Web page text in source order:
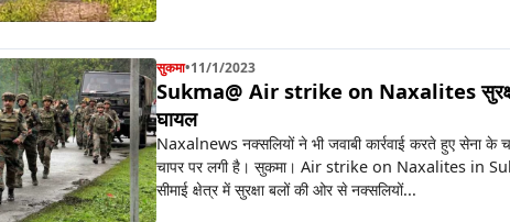
सुकमा•11/1/2023
Sukma@ Air strike on Naxalites
घायल
Naxalnews नक्सलियों ने भी जवाबी कार्रवाई करते हुए सेना के
चापर पर लगी है। सुकमा। Air strike on Naxalites in
सीमाई क्षेत्र में सुरक्षा बलों की ओर से नक्सलियों...